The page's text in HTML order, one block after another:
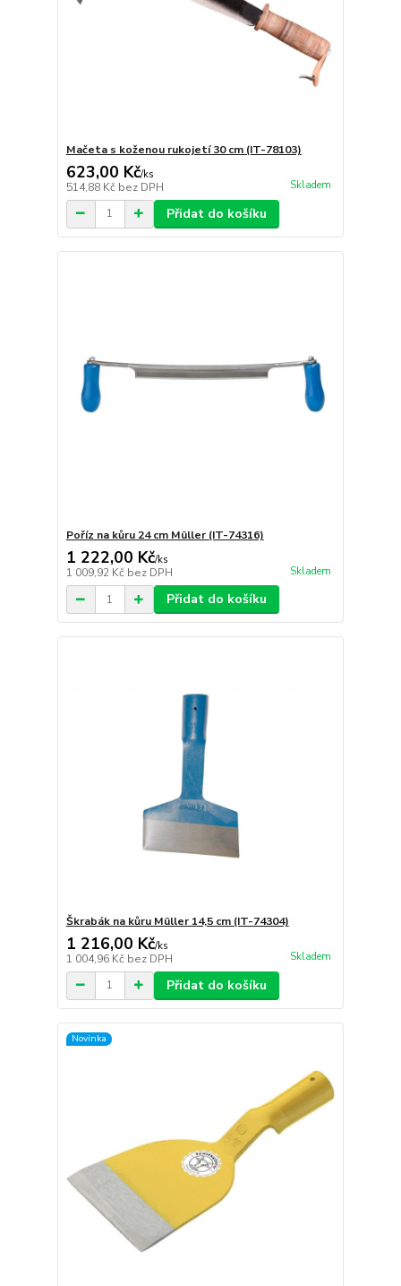
Mačeta s koženou rukojetí 30 cm (IT-78103)
623,00 Kč/ks
514,88 Kč bez DPH Skladem
Přidat do košíku
Poříz na kůru 24 cm Müller (IT-74316)
1 222,00 Kč/ks
1 009,92 Kč bez DPH Skladem
Přidat do košíku
Škrabák na kůru Müller 14,5 cm (IT-74304)
1 216,00 Kč/ks
1 004,96 Kč bez DPH Skladem
Přidat do košíku
Novinka